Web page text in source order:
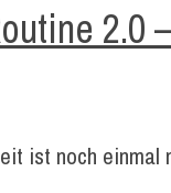
2.0
ist noch einmal